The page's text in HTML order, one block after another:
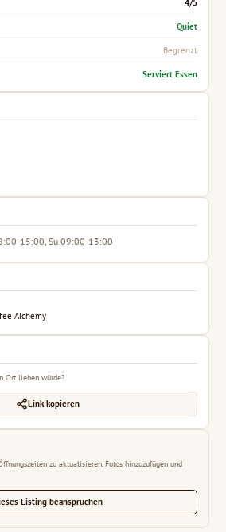
Quiet
Begrenzt
Serviert Essen
15:00, Su 09:00-13:00
Alchemy
Ort lieben würde?
Link kopieren
zu aktualisieren, Fotos hinzuzufügen und
Listing beanspruchen